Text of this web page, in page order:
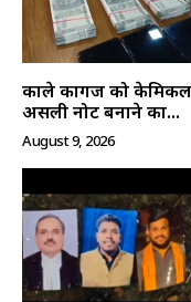
काले कागज को
असली नोट बनाने का...
August 9, 2026